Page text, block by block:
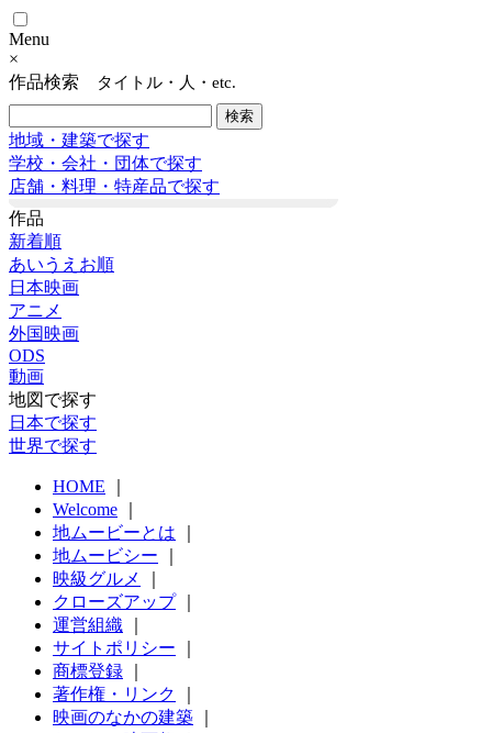
Menu
×
作品検索
タイトル・人・etc.
地域・建築で探す
学校・会社・団体で探す
店舗・料理・特産品で探す
作品
新着順
あいうえお順
日本映画
アニメ
外国映画
ODS
動画
地図で探す
日本で探す
世界で探す
HOME
Welcome
地ムービーとは
地ムービシー
映級グルメ
クローズアップ｜
運営組織
サイトポリシー
商標登録
著作権・リンク
映画のなかの建築